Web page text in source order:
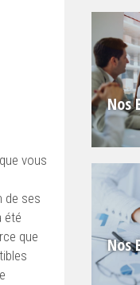
vous
de ses
été
que
Nos
Nos